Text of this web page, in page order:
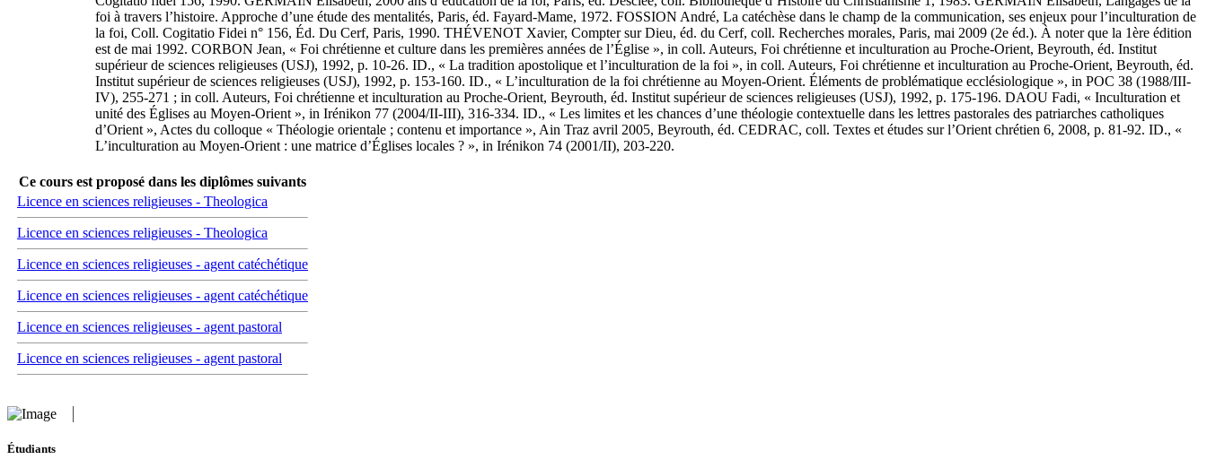
foi à travers l’histoire. Approche d’une étude des mentalités, Paris, éd. Fayard-Mame, 1972. FOSSION André, La catéchèse dans le champ de la communication, ses enjeux pour l’inculturation de
la foi, Coll. Cogitatio Fidei n° 156, Éd. Du Cerf, Paris, 1990. THÉVENOT Xavier, Compter sur Dieu, éd. du Cerf, coll. Recherches morales, Paris, mai 2009 (2e éd.). À noter que la 1ère édition
est de mai 1992. CORBON Jean, « Foi chrétienne et culture dans les premières années de l’Église », in coll. Auteurs, Foi chrétienne et inculturation au Proche-Orient, Beyrouth, éd. Institut
supérieur de sciences religieuses (USJ), 1992, p. 10-26. ID., « La tradition apostolique et l’inculturation de la foi », in coll. Auteurs, Foi chrétienne et inculturation au Proche-Orient, Beyrouth, éd.
Institut supérieur de sciences religieuses (USJ), 1992, p. 153-160. ID., « L’inculturation de la foi chrétienne au Moyen-Orient. Éléments de problématique ecclésiologique », in POC 38 (1988/III-
IV), 255-271 ; in coll. Auteurs, Foi chrétienne et inculturation au Proche-Orient, Beyrouth, éd. Institut supérieur de sciences religieuses (USJ), 1992, p. 175-196. DAOU Fadi, « Inculturation et
unité des Églises au Moyen-Orient », in Irénikon 77 (2004/II-III), 316-334. ID., « Les limites et les chances d’une théologie contextuelle dans les lettres pastorales des patriarches catholiques
d’Orient », Actes du colloque « Théologie orientale ; contenu et importance », Ain Traz avril 2005, Beyrouth, éd. CEDRAC, coll. Textes et études sur l’Orient chrétien 6, 2008, p. 81-92. ID., «
L’inculturation au Moyen-Orient : une matrice d’Églises locales ? », in Irénikon 74 (2001/II), 203-220.
Ce cours est proposé dans les diplômes suivants
Licence en sciences religieuses - Theologica
Licence en sciences religieuses - Theologica
Licence en sciences religieuses - agent catéchétique
Licence en sciences religieuses - agent catéchétique
Licence en sciences religieuses - agent pastoral
Licence en sciences religieuses - agent pastoral
Étudiants